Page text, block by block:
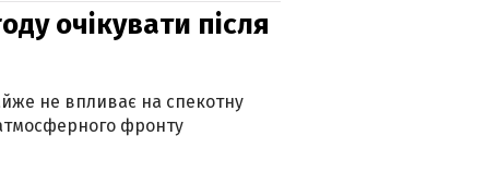
очікувати після
не впливає на спекотну
фронту